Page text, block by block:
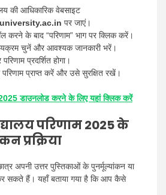
की आधिकारिक वेबसाइट
पर जाएं।
करने के बाद “परिणाम” भाग पर क्लिक करें।
चुनें और आवश्यक जानकारी भरें।
प्रदर्शित होगा।
प्राप्त करें और उसे सुरक्षित रखें।
2025 डाउनलोड करने के लिए यहां क्लिक करें
परिणाम 2025 के
प्रक्रिया
अपनी उत्तर पुस्तिकाओं के पुनर्मूल्यांकन या
सकते हैं। यहाँ बताया गया है कि आप कैसे